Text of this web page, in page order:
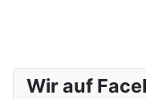
Wir auf